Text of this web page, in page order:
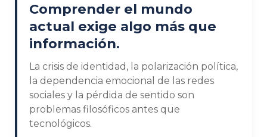
Comprender el mundo
actual exige algo más que
información.
La crisis de identidad, la polarización política,
la dependencia emocional de las redes
sociales y la pérdida de sentido son
problemas filosóficos antes que
tecnológicos.